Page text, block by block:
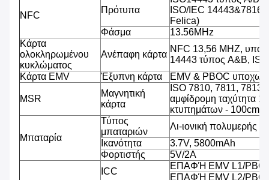
NFC
Πρότυπα
ISO/IEC 14443&7816,
Felica)
Φάσμα
13.56MHz
Κάρτα
ολοκληρωμένου
κυκλώματος
Ανέπαφη κάρτα
NFC 13,56 MHZ,
14443 τύπος A&B,
Κάρτα EMV
Έξυπνη κάρτα EMV & PBOC
MSR
Μαγνητική
κάρτα
ISO 7810, 7811, 7813
αμφίδρομη ταχύτητα
κτυπημάτων - 100cm/
Μπαταρία
Τύπος
μπαταριών
Λι-ιονική πολυμερής
Ικανότητα
3.7V, 5800mAh
Φορτιστής
5V/2A
ICC
ΕΠΑΦΉ EMV L1/
ΕΠΑΦΉ EMV L2/